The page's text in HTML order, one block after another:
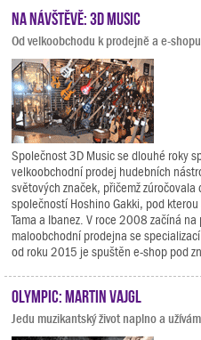
Na návštěvě: 3D Music
Od velkoobchodu k prodejně a e-
Společnost 3D Music se dlouhé roky
velkoobchodní prodej hudebních
světových značek, přičemž
společností Hoshino Gakki, pod
Tama a Ibanez. V roce 2008 začíná
maloobchodní prodejna se
od roku 2015 je spuštěn e-shop pod
Olympic: Martin Vajgl
Jedu muzikantský život naplno a